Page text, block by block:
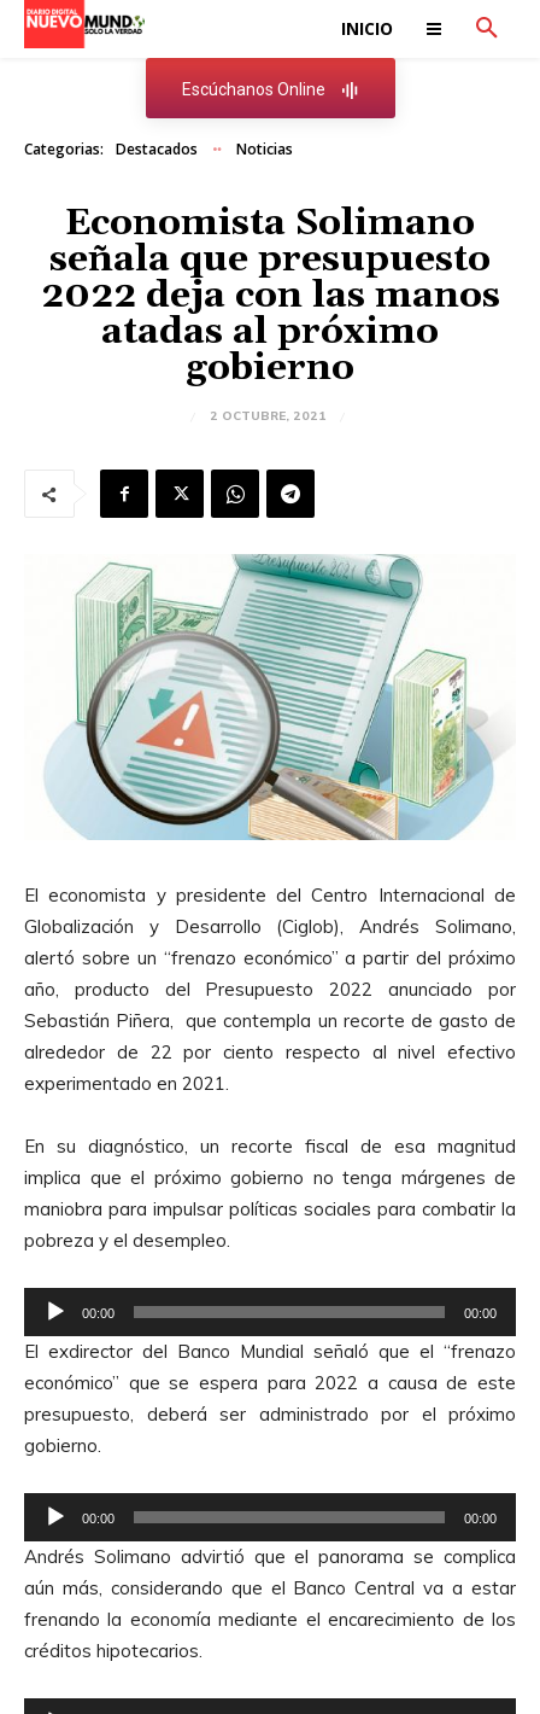
INICIO
Escúchanos Online
Categorias: Destacados Noticias
Economista Solimano
señala que presupuesto
2022 deja con las manos
atadas al próximo
gobierno
2 OCTUBRE, 2021
El economista y presidente del Centro Internacional de
Globalización y Desarrollo (Ciglob), Andrés Solimano,
alertó sobre un “frenazo económico” a partir del próximo
año, producto del Presupuesto 2022 anunciado por
Sebastián Piñera, que contempla un recorte de gasto de
alrededor de 22 por ciento respecto al nivel efectivo
experimentado en 2021.
En su diagnóstico, un recorte fiscal de esa magnitud
implica que el próximo gobierno no tenga márgenes de
maniobra para impulsar políticas sociales para combatir la
pobreza y el desempleo.
e
p
r
o
d
u
t
o
r
d
00:00 00:00
El exdirector del Banco Mundial señaló que el “frenazo
económico” que se espera para 2022 a causa de este
presupuesto, deberá ser administrado por el próximo
gobierno.
e
p
r
o
d
u
00:00 00:00
Andrés Solimano advirtió que el panorama se complica
aún más, considerando que el Banco Central va a estar
frenando la economía mediante el encarecimiento de los
créditos hipotecarios.